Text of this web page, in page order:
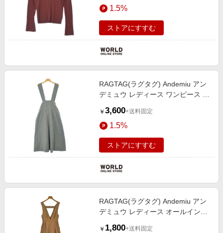
1.5%
ストアにすすむ
RAGTAG(ラグタグ) Andemiu アン
デミュウ レディース ワンピース サ
￥ 3,600+送料固定
1.5%
ストアにすすむ
RAGTAG(ラグタグ) Andemiu アン
デミュウ レディース オールインワ
￥ 1,800+送料固定